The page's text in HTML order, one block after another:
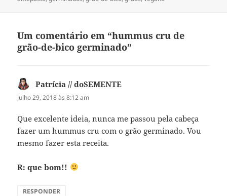
Um comentário em “hummus cru de
grão-de-bico germinado”
Patrícia // doSEMENTE
julho 29, 2018 às 8:12 am
Que excelente ideia, nunca me passou pela cabeça
fazer um hummus cru com o grão germinado. Vou
mesmo fazer esta receita.
R: que bom!!
RESPONDER